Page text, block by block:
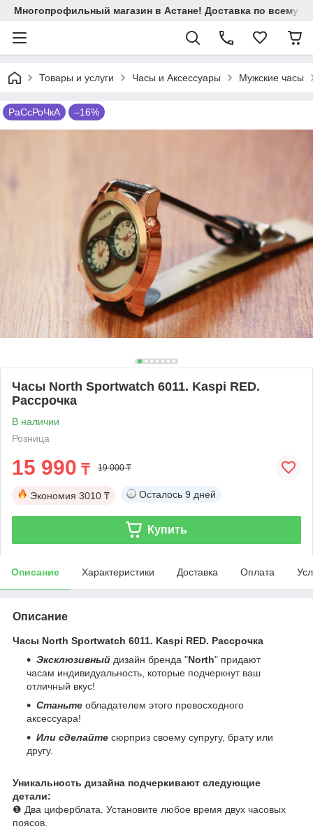
Многопрофильный магазин в Астане! Доставка по всему
Товары и услуги Часы и Аксессуары Мужские часы
РаСсРоЧкА –16%
Часы North Sportwatch 6011. Kaspi RED.
Рассрочка
В наличии
Розница
15 990 ₸ 19 000 ₸
Экономия 3010 ₸ Осталось 9 дней
Купить
Описание Характеристики Доставка Оплата
Описание
Часы North Sportwatch 6011. Kaspi RED. Рассрочка
Эксклюзивный дизайн бренда "North" придают
часам индивидуальность, которые подчеркнут ваш
отличный вкус!
Станьте обладателем этого превосходного
аксессуара!
Или сделайте сюрприз своему супругу, брату или
другу.
Уникальность дизайна подчеркивают следующие
детали:
❶ Два циферблата. Установите любое время двух часовых
поясов.